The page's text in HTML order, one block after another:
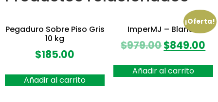
Pegaduro Sobre Piso Gris
10 kg
$185.00
Añadir al carrito
¡Oferta!
ImperMJ – Blanco
$979.00$849.00
Añadir al carrito